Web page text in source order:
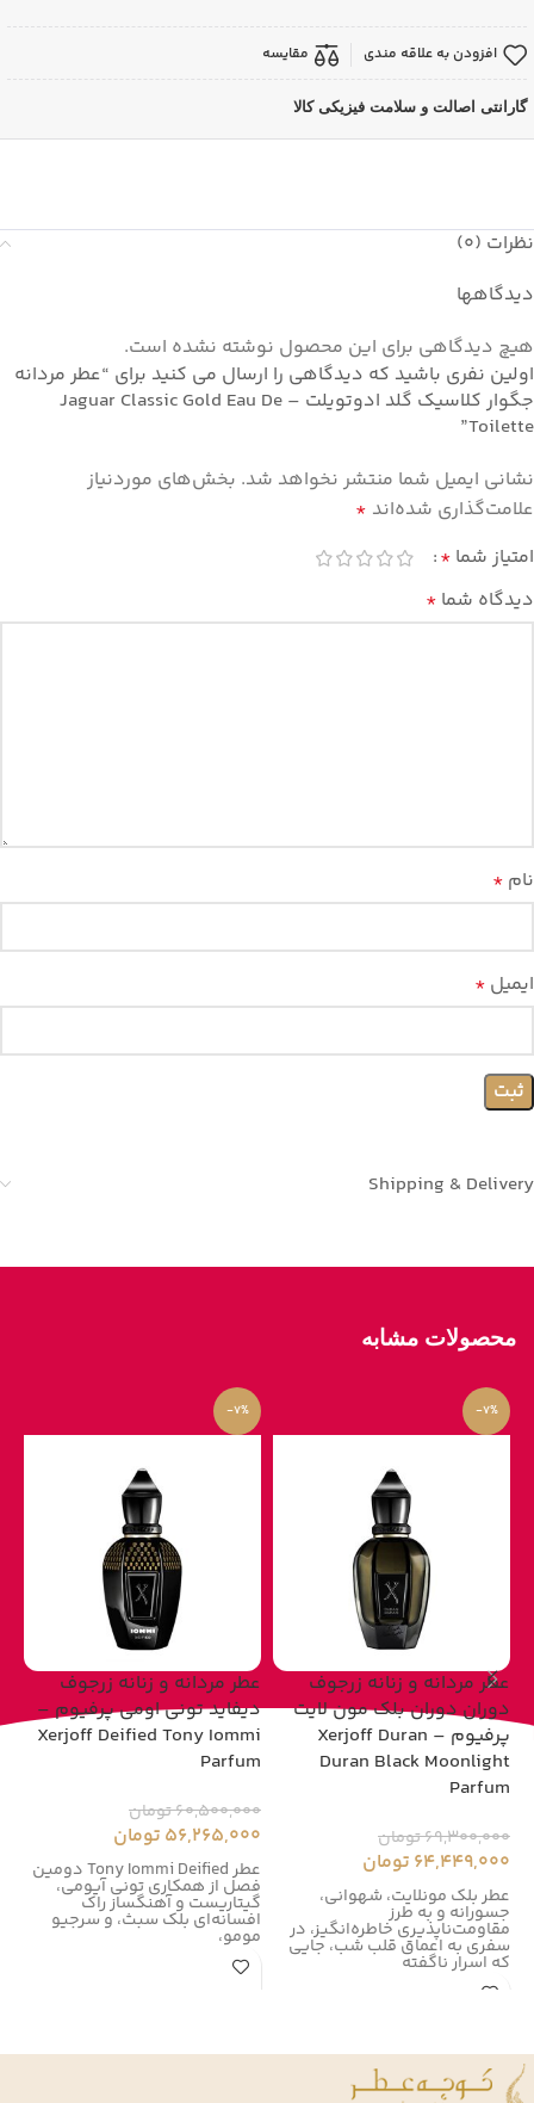
افزودن به علاقه مندی مقایسه
گارانتی اصالت و سلامت فیزیکی کالا
نظرات (0)
دیدگاهها
هیچ دیدگاهی برای این محصول نوشته نشده است.
اولین نفری باشید که دیدگاهی را ارسال می کنید برای “عطر مردانه
جگوار کلاسیک گلد ادوتویلت – Jaguar Classic Gold Eau De
Toilette”
نشانی ایمیل شما منتشر نخواهد شد. بخش‌های موردنیاز
علامت‌گذاری شده‌اند *
امتیاز شما *
دیدگاه شما *
نام *
ایمیل *
Shipping & Delivery
محصولات مشابه
-7%
عطر مردانه و زنانه زرجوف
دوران دوران بلک مون لایت
پرفیوم – Xerjoff Duran
Duran Black Moonlight
Parfum
69,300,000تومان
64,449,000 تومان
عطر بلک مونلایت، شهوانی،
جسورانه و به طرز
مقاومت‌ناپذیری خاطره‌انگیز، در
سفری به اعماق قلب شب، جایی
که اسرار ناگفته
-7%
عطر مردانه و زنانه زرجوف
دیفاید تونی اومی پرفیوم –
Xerjoff Deified Tony Iommi
Parfum
60,500,000تومان
56,265,000 تومان
عطر Tony Iommi Deified دومین
فصل از همکاری تونی آیومی،
گیتاریست و آهنگساز راک
افسانه‌ای بلک سبث، و سرجیو
مومو،